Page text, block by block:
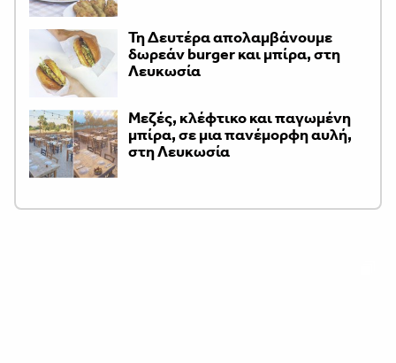
Τη Δευτέρα απολαμβάνουμε
δωρεάν burger και μπίρα, στη
Λευκωσία
Μεζές, κλέφτικο και παγωμένη
μπίρα, σε μια πανέμορφη αυλή,
στη Λευκωσία